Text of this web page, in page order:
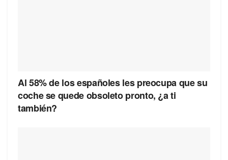
Al 58% de los españoles les preocupa que su
coche se quede obsoleto pronto, ¿a ti
también?